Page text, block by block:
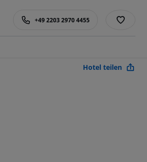
+49 2203 2970 4455
Hotel teilen